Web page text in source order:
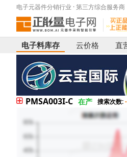
电子元器件分销行业 · 第三方综合服务商
电子料库存 云价格 直
PMSA003I-C 在产 搜索次数: